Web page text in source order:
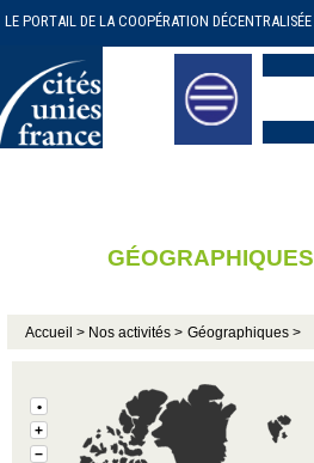
LE PORTAIL DE LA COOPÉRATION DÉCENTRALISÉE
GÉOGRAPHIQUES
Accueil > Nos activités > Géographiques >
•
+
−